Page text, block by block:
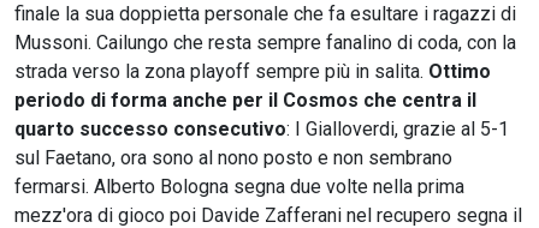
finale la sua doppietta personale che fa esultare i ragazzi di
Mussoni. Cailungo che resta sempre fanalino di coda, con la
strada verso la zona playoff sempre più in salita. Ottimo
periodo di forma anche per il Cosmos che centra il
quarto successo consecutivo: I Gialloverdi, grazie al 5-1
sul Faetano, ora sono al nono posto e non sembrano
fermarsi. Alberto Bologna segna due volte nella prima
mezz'ora di gioco poi Davide Zafferani nel recupero segna il